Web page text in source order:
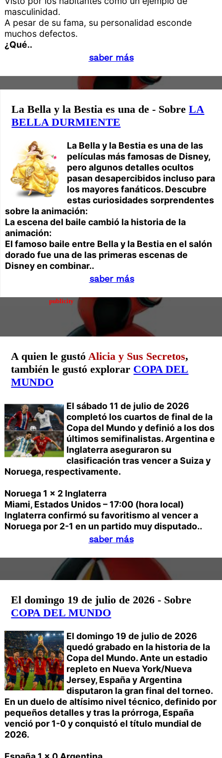
masculinidad.
A pesar de su fama, su personalidad esconde
muchos defectos.
¿Qué..
saber más
La Bella y la Bestia es una de - SobreLA
BELLA DURMIENTE
La Bella y la Bestia es una de las
películas más famosas de Disney,
pero algunos detalles ocultos
pasan desapercibidos incluso para
los mayores fanáticos. Descubre
estas curiosidades sorprendentes
sobre la animación:
La escena del baile cambió la historia de la
animación:
El famoso baile entre Bella y la Bestia en el salón
dorado fue una de las primeras escenas de
Disney en combinar..
saber más
publicity
A quien le gustóAlicia y Sus Secretos,
también le gustó explorar COPA DEL
MUNDO
El sábado 11 de julio de 2026
completó los cuartos de final de la
Copa del Mundo y definió a los dos
últimos semifinalistas. Argentina e
Inglaterra aseguraron su
clasificación tras vencer a Suiza y
Noruega, respectivamente.
Noruega 1 x 2 Inglaterra
Miami, Estados Unidos – 17:00 (hora local)
Inglaterra confirmó su favoritismo al vencer a
Noruega por 2-1 en un partido muy disputado..
saber más
El domingo 19 de julio de 2026 - Sobre
COPA DEL MUNDO
El domingo 19 de julio de 2026
quedó grabado en la historia de la
Copa del Mundo. Ante un estadio
repleto en Nueva York/Nueva
Jersey, España y Argentina
disputaron la gran final del torneo.
En un duelo de altísimo nivel técnico, definido por
pequeños detalles y tras la prórroga, España
venció por 1-0 y conquistó el título mundial de
2026.